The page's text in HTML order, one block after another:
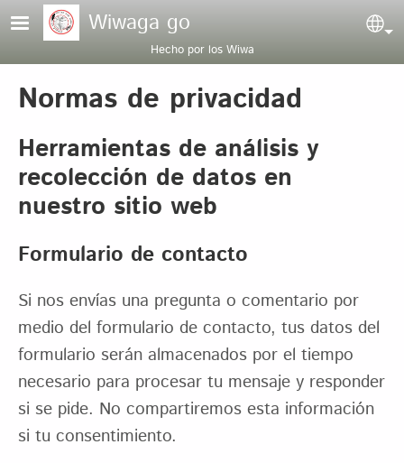
Pasar al contenido principal
Wiwaga go
Hecho por los Wiwa
Normas de privacidad
Herramientas de análisis y
recolección de datos en
nuestro sitio web
Formulario de contacto
Si nos envías una pregunta o comentario por
medio del formulario de contacto, tus datos del
formulario serán almacenados por el tiempo
necesario para procesar tu mensaje y responder
si se pide. No compartiremos esta información
si tu consentimiento.